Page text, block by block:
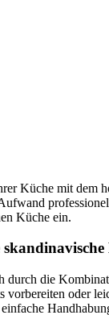
Küche mit dem
Küche ein.
durch die
vorbereiten oder